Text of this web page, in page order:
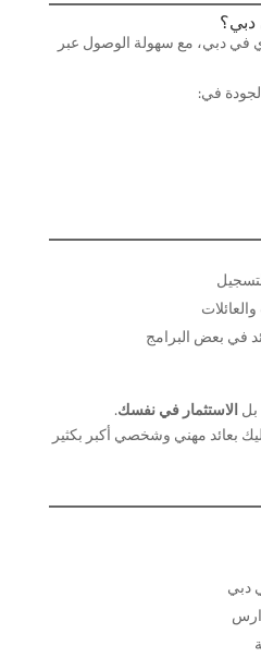
في دبي، مع سهولة الوصول عبر
في:
في بعض البرامج
الاستثمار في نفسك.
بعائد مهني وشخصي أكبر بكثير
دبي